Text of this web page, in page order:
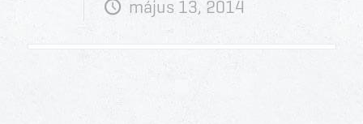
május 13, 2014